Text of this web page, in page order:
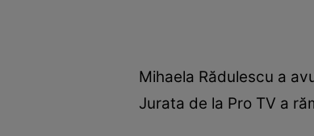
Mihaela Rădulescu a
Jurata de la Pro TV a